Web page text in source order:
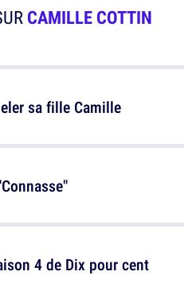
CAMILLE COTTIN
sa fille Camille
4 de Dix pour cent